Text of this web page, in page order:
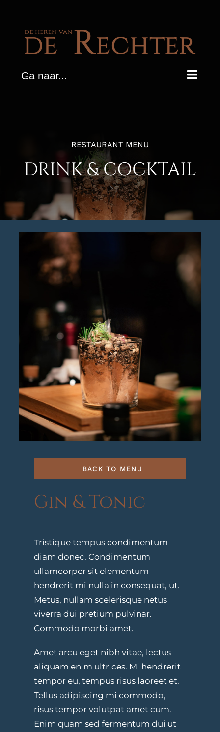
inhoud
Ga naar...
RESTAURANT MENU
DRINK & COCKTAIL
BACK TO MENU
Gin & Tonic
Tristique tempus condimentum
diam donec. Condimentum
ullamcorper sit elementum
hendrerit mi nulla in consequat, ut.
Metus, nullam scelerisque netus
viverra dui pretium pulvinar.
Commodo morbi amet.
Amet arcu eget nibh vitae, lectus
aliquam enim ultrices. Mi hendrerit
tempor eu, tempus risus laoreet et.
Tellus adipiscing mi commodo,
risus tempor volutpat amet cum.
Enim quam sed fermentum dui ut